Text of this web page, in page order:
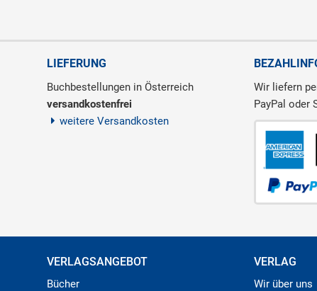
LIEFERUNG
Buchbestellungen in Österreich
versandkostenfrei
weitere Versandkosten
Wir liefern
PayPal oder
VERLAGSANGEBOT
Bücher
VERLAG
Wir über uns